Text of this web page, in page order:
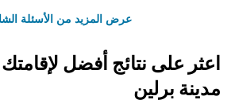
عرض المزيد من الأسئلة
اعثر على نتائج أفضل
مدينة برلين